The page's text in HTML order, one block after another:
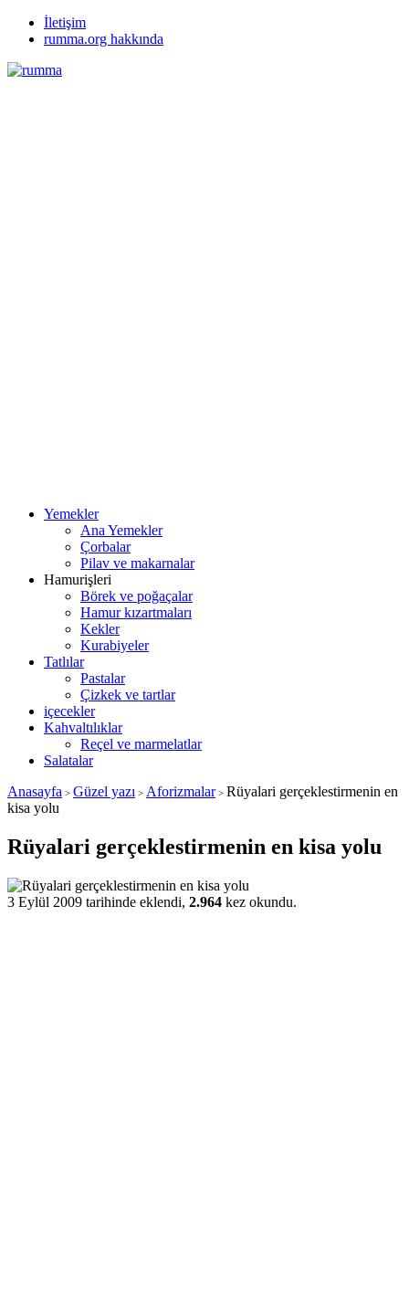
İletişim
rumma.org hakkında
Yemekler
Ana Yemekler
Çorbalar
Pilav ve makarnalar
Hamurişleri
Börek ve poğaçalar
Hamur kızartmaları
Kekler
Kurabiyeler
Tatlılar
Pastalar
Çizkek ve tartlar
içecekler
Kahvaltılıklar
Reçel ve marmelatlar
Salatalar
Anasayfa > Güzel yazı > Aforizmalar> Rüyalari gerçeklestirmenin en
kisa yolu
Rüyalari gerçeklestirmenin en kisa yolu
3 Eylül 2009 tarihinde eklendi, 2.964 kez okundu.